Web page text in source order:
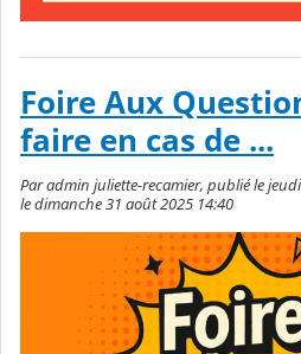
Foire Aux
faire en cas de ...
Par admin juliette-recamier, publié le
le dimanche 31 août 2025 14:40